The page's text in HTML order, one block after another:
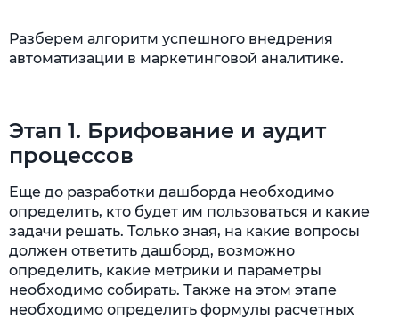
Разберем алгоритм успешного внедрения
автоматизации в маркетинговой аналитике.
Этап 1. Брифование и аудит
процессов
Еще до разработки дашборда необходимо
определить, кто будет им пользоваться и какие
задачи решать. Только зная, на какие вопросы
должен ответить дашборд, возможно
определить, какие метрики и параметры
необходимо собирать. Также на этом этапе
необходимо определить формулы расчетных